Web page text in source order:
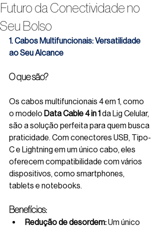
Futuro da Conectividade no
Seu Bolso
1. Cabos Multifuncionais: Versatilidade
ao Seu Alcance
O que são?
Os cabos multifuncionais 4 em 1, como
o modelo Data Cable 4 in 1 da Lig Celular,
são a solução perfeita para quem busca
praticidade. Com conectores USB, Tipo-
C e Lightning em um único cabo, eles
oferecem compatibilidade com vários
dispositivos, como smartphones,
tablets e notebooks.
Benefícios:
Redução de desordem: Um único